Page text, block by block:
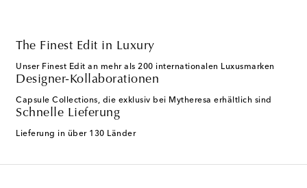
The Finest Edit in Luxury
Unser Finest Edit an mehr als 200 internationalen Luxusmarken
Designer-Kollaborationen
Capsule Collections, die exklusiv bei Mytheresa erhältlich sind
Schnelle Lieferung
Lieferung in über 130 Länder